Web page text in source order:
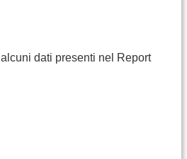
dati presenti nel Report